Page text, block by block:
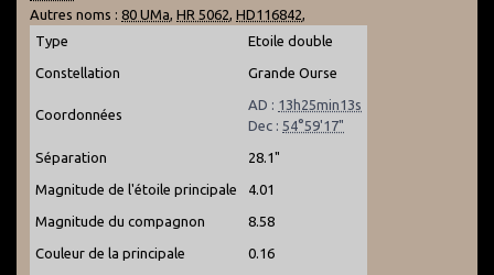
Autres noms : 80 UMa, HR 5062, HD116842,
Type
Etoile double
Constellation Grande Ourse
Coordonnées
AD : 13h25min13s
Dec : 54°59'17"
Séparation 28.1"
Magnitude de l'étoile principale 4.01
Magnitude du compagnon 8.58
Couleur de la principale 0.16